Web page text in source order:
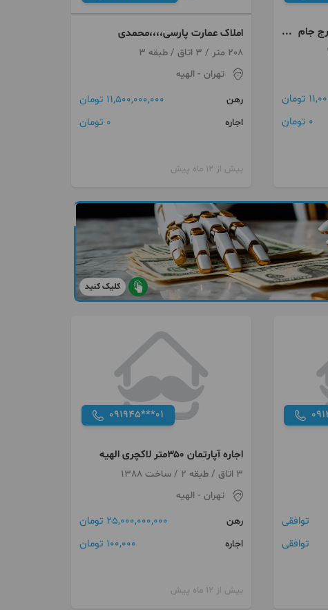
در برج جام
تومان
0 تومان
املاک عمارت پارسی،،،،محمدی
208 متر / 3 اتاق / طبقه 3
تهران - الهیه
رهن
11,500,000,000 تومان
اجاره 0 تومان
بیش از 12 ماه پیش
کلیک کنید
توافقی
توافقی
091945***01
اجاره آپارتمان ۳۵۰متر لاکچری الهیه
3 اتاق / طبقه 2 / ساخت 1388
تهران - الهیه
رهن
25,000,000,000 تومان
اجاره 100,000 تومان
بیش از 12 ماه پیش